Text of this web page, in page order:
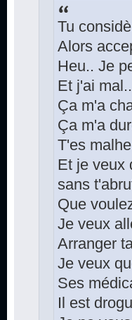
Tu
Alors
Heu.. Je
Et j'ai
Ça m'a
Ça m'a
T'es
Et je veux
sans
Que
Je veux
Arranger
Je veux
Ses
Il est